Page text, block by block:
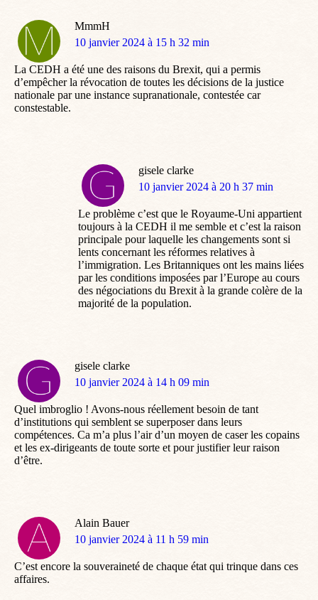
MmmH
dit
10 janvier 2024 à 15 h 32 min
La CEDH a été une des raisons du Brexit, qui a permis
d’empêcher la révocation de toutes les décisions de la justice
nationale par une instance supranationale, contestée car
constestable.
gisele clarke
dit
10 janvier 2024 à 20 h 37 min
Le problème c’est que le Royaume-Uni appartient
toujours à la CEDH il me semble et c’est la raison
principale pour laquelle les changements sont si
lents concernant les réformes relatives à
l’immigration. Les Britanniques ont les mains liées
par les conditions imposées par l’Europe au cours
des négociations du Brexit à la grande colère de la
majorité de la population.
gisele clarke
dit
10 janvier 2024 à 14 h 09 min
Quel imbroglio ! Avons-nous réellement besoin de tant
d’institutions qui semblent se superposer dans leurs
compétences. Ca m’a plus l’air d’un moyen de caser les copains
et les ex-dirigeants de toute sorte et pour justifier leur raison
d’être.
Alain Bauer
dit
10 janvier 2024 à 11 h 59 min
C’est encore la souveraineté de chaque état qui trinque dans ces
affaires.